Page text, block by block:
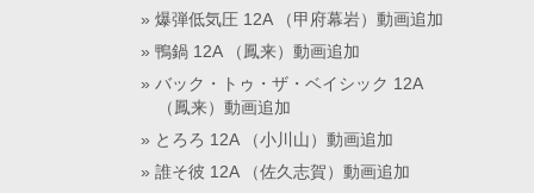
爆弾低気圧 12A （甲府幕岩）動画追加
鴨鍋 12A （鳳来）動画追加
バック・トゥ・ザ・ベイシック 12A
（鳳来）動画追加
とろろ 12A （小川山）動画追加
誰そ彼 12A （佐久志賀）動画追加